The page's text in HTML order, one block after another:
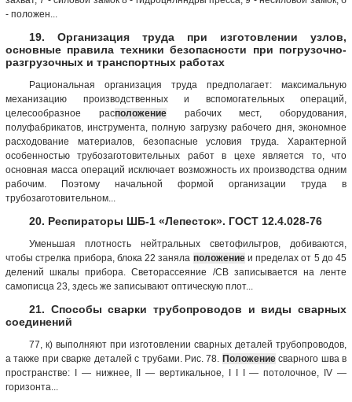
- положен...
19. Организация труда при изготовлении узлов,
основные правила техники безопасности при погрузочно-
разгрузочных и транспортных работах
Рациональная организация труда предполагает: максимальную
механизацию производственных и вспомогательных операций,
целесообразное расположениерабочих мест, оборудования,
полуфабрикатов, инструмента, полную загрузку рабочего дня, экономное
расходование материалов, безопасные условия труда. Характерной
особенностью трубозаготовительных работ в цехе является то, что
основная масса операций исключает возможность их производства одним
рабочим. Поэтому начальной формой организации труда в
трубозаготовительном...
20. Респираторы ШБ-1 «Лепесток». ГОСТ 12.4.028-76
Уменьшая плотность нейтральных светофильтров, добиваются,
чтобы стрелка прибора, блока 22 заняла положениеи пределах oт 5 до 45
делений шкалы прибора. Светорассеяние /СВ записывается на ленте
самописца 23, здесь же записывают оптическую плот...
21. Способы сварки трубопроводов и виды сварных
соединений
77, к) выполняют при изготовлении сварных деталей трубопроводов,
а также при сварке деталей с трубами. Рис. 78. Положениесварного шва в
пространстве: I — нижнее, II — вертикальное, I I I — потолочное, IV —
горизонта...